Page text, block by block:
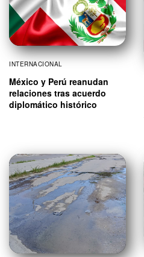
INTERNACIONAL
México y Perú reanudan
relaciones tras acuerdo
diplomático histórico